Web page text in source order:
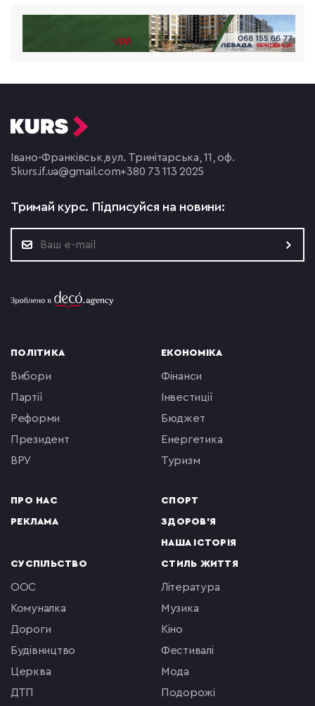
Івано-Франківськ,вул. Тринітарська, 11, оф.
5 kurs.if.ua@gmail.com+380 73 113 2025
Тримай курс. Підписуйся на новини:
ПОЛІТИКА
вибори
партії
реформи
президент
ВРУ
ПРО НАС
РЕКЛАМА
ЕКОНОМІКА
фінанси
інвестиції
бюджет
енергетика
туризм
СПОРТ
ЗДОРОВ'Я
НАША ІСТОРІЯ
СУСПІЛЬСТВО
ООС
комуналка
Дороги
будівництво
церква
ДТП
СТИЛЬ ЖИТТЯ
література
музика
кіно
фестивалі
мода
подорожі